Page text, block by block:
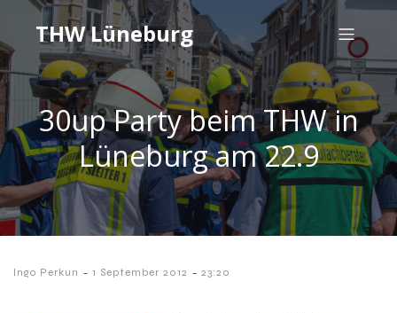
THW Lüneburg
30up Party beim THW in
Lüneburg am 22.9
Ingo Perkun - 1 September 2012 - 23:20